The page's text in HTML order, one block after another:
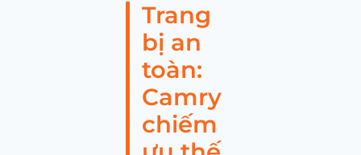
Trang
bị an
toàn:
Camry
chiếm